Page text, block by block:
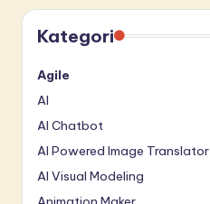
Kategori
Agile
AI
AI Chatbot
AI Powered Image Translator
AI Visual Modeling